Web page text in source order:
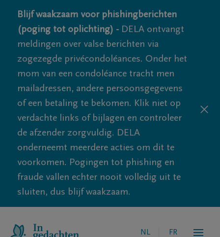
Blijf waakzaam voor phishingberichten
(poging tot oplichting) - DELA ontvangt
meldingen over valse berichten via
zogezegde privécondoléances. Onder het
mom van een condoléance tracht men
mailadressen, andere persoonsgegevens
of een betaling te bekomen. Klik niet op
verdachte links of bijlagen en controleer
de afzender zorgvuldig. DELA
onderneemt meerdere acties om dit te
voorkomen. Pogingen tot phishing en
fraude vallen echter nooit volledig uit te
sluiten, dus blijf waakzaam.
NL FR